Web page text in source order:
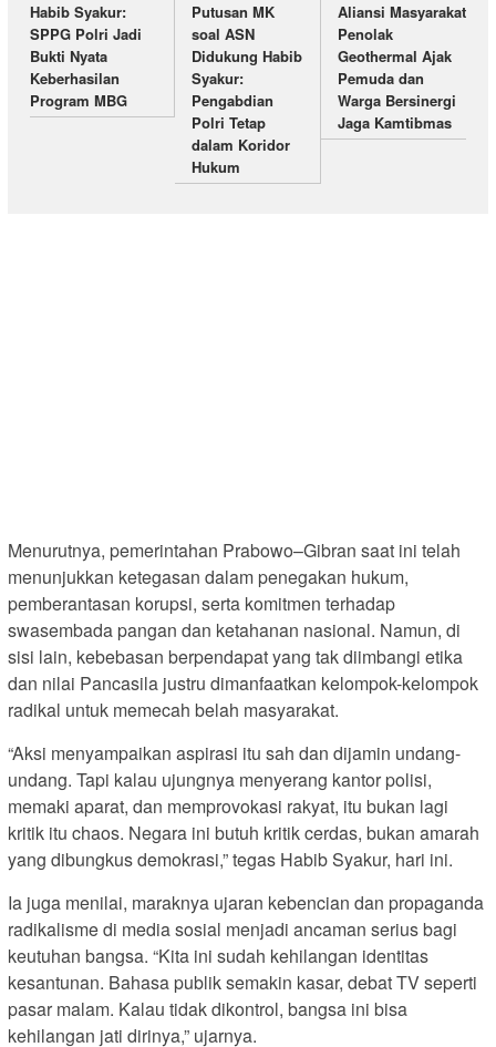
Habib Syakur:
SPPG Polri Jadi
Bukti Nyata
Keberhasilan
Program MBG
Putusan MK
soal ASN
Didukung Habib
Syakur:
Pengabdian
Polri Tetap
dalam Koridor
Hukum
Aliansi Masyarakat
Penolak
Geothermal Ajak
Pemuda dan
Warga Bersinergi
Jaga Kamtibmas
Menurutnya, pemerintahan Prabowo–Gibran saat ini telah
menunjukkan ketegasan dalam penegakan hukum,
pemberantasan korupsi, serta komitmen terhadap
swasembada pangan dan ketahanan nasional. Namun, di
sisi lain, kebebasan berpendapat yang tak diimbangi etika
dan nilai Pancasila justru dimanfaatkan kelompok-kelompok
radikal untuk memecah belah masyarakat.
“Aksi menyampaikan aspirasi itu sah dan dijamin undang-
undang. Tapi kalau ujungnya menyerang kantor polisi,
memaki aparat, dan memprovokasi rakyat, itu bukan lagi
kritik itu chaos. Negara ini butuh kritik cerdas, bukan amarah
yang dibungkus demokrasi,” tegas Habib Syakur, hari ini.
Ia juga menilai, maraknya ujaran kebencian dan propaganda
radikalisme di media sosial menjadi ancaman serius bagi
keutuhan bangsa. “Kita ini sudah kehilangan identitas
kesantunan. Bahasa publik semakin kasar, debat TV seperti
pasar malam. Kalau tidak dikontrol, bangsa ini bisa
kehilangan jati dirinya,” ujarnya.